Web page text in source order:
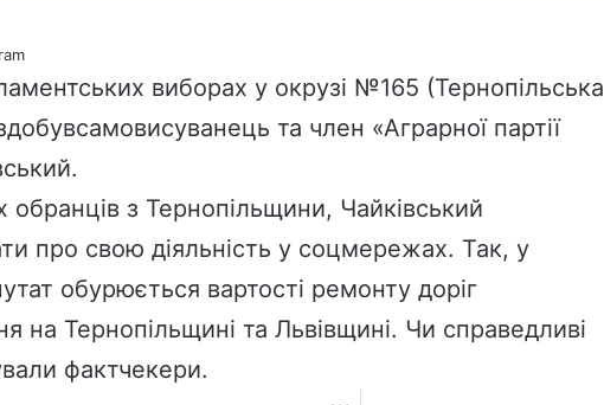
виборах у окрузі №165 (Тернопільська
самовисуванець та член «Аграрної партії
обранців з Тернопільщини, Чайківський
про свою діяльність у соцмережах. Так, у
обурюється вартості ремонту доріг
на Тернопільщині та Львівщині. Чи справедливі
фактчекери.